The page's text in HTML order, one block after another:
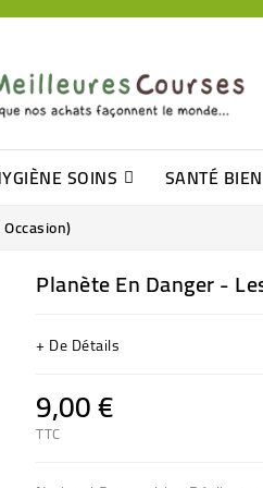
SOINS SANTÉ
Planète En Danger -
+ De Détails
9,00 €
TTC